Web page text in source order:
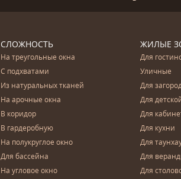
СЛОЖНОСТЬ
На треугольные окна
С подхватами
Из натуральных тканей
На арочные окна
В коридор
В гардеробную
На полукруглое окно
Для бассейна
На угловое окно
ЖИЛЫЕ
Для
Уличные
Для
Для
Для
Для кухни
Для
Для
Для